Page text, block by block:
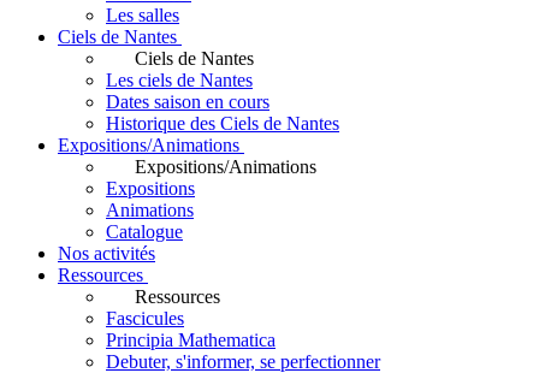
Les salles
Ciels de Nantes
Ciels de Nantes
Les ciels de Nantes
Dates saison en cours
Historique des Ciels de Nantes
Expositions/Animations
Expositions/Animations
Expositions
Animations
Catalogue
Nos activités
Ressources
Ressources
Fascicules
Principia Mathematica
Debuter, s'informer, se perfectionner